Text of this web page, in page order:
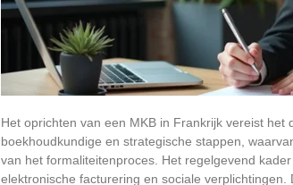
Het oprichten van een MKB in Frankrijk vereist het
boekhoudkundige en strategische stappen,
van het formaliteitenproces. Het regelgevend
elektronische facturering en sociale